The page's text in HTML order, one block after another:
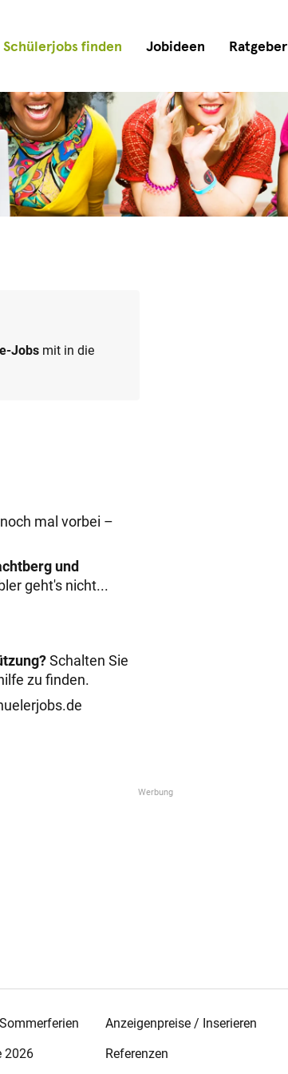
Schülerjobs finden Jobideen Ratgeber
Jobs mit in die
mal vorbei –
und
geht's nicht...
Schalten Sie
zu finden.
2026
Anzeigenpreise / Inserieren
Referenzen